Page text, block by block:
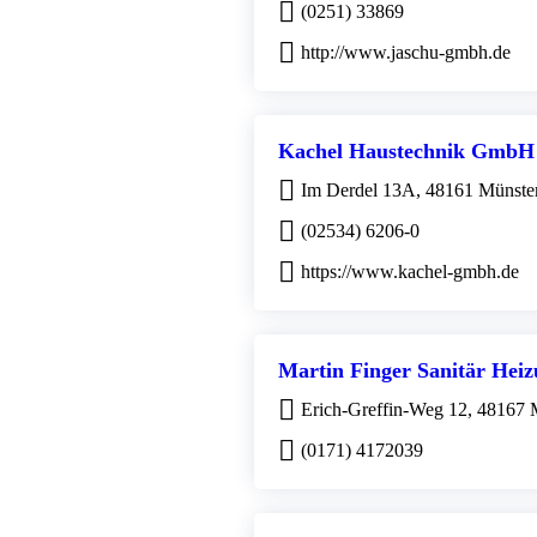
(0251) 33869
http://www.jaschu-gmbh.de
Kachel Haustechnik GmbH
Im Derdel 13A, 48161
(02534) 6206-0
https://www.kachel-gmbh.de
Martin Finger Sanitär
Erich-Greffin-Weg 12, 48167
(0171) 4172039